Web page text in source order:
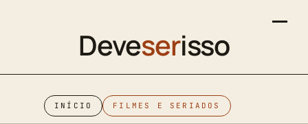
Deveserisso
INÍCIO FILMES E SERIADOS